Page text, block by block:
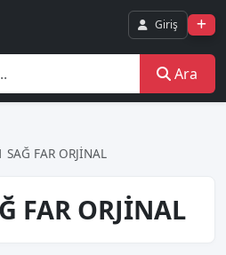
Giriş
Ara
FAR ORJİNAL
FAR ORJİNAL